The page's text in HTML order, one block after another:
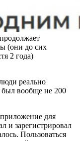
(они до сих
2 года)
реально
вообще не 200
для
и зарегистрировал
Пользоваться